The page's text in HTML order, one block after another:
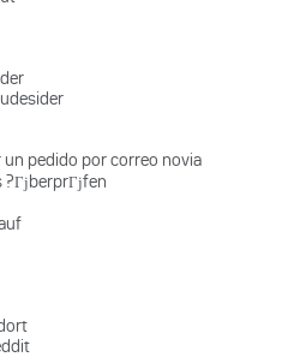
pedido por correo novia